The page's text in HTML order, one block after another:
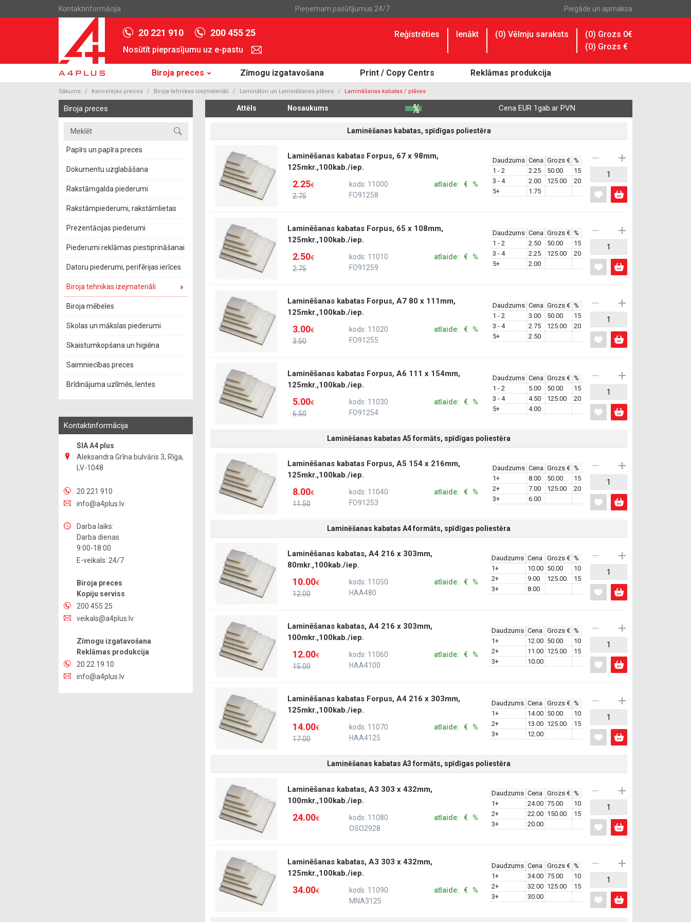
Kontaktinformācija Pieņemam pasūtījumus 24/7 Piegāde un apmaksa
20 221 910 200 455 25
Nosūtīt pieprasījumu uz e-pastu
Reģistrēties Ienākt (0) Vēlmju saraksts
(0) Grozs 0€
(0) Grozs €
Biroja preces Zīmogu izgatavošana Print / Copy Centrs Reklāmas produkcija
Sākums Kancelejas preces Biroja tehnikas izejmateriāli Laminātori un Laminēšanas plēves Laminēšanas kabatas / plēves
Biroja preces
Papīrs un papīra preces
Dokumentu uzglabāšana
Rakstāmgalda piederumi
Rakstāmpiederumi, rakstāmlietas
Prezentācijas piederumi
Piederumi reklāmas piestiprināšanai
Datoru piederumi, perifērijas ierīces
Biroja tehnikas izejmateriāli
Biroja mēbeles
Skolas un mākslas piederumi
Skaistumkopšana un higiēna
Saimniecības preces
Brīdinājuma uzlīmēs, lentes
Kontaktinformācija
SIA A4 plus
Aleksandra Grīna bulvāris 3, Rīga,
LV-1048
20 221 910
info@a4plus.lv
Darba laiks:
Darba dienas
9:00-18:00
E-veikals: 24/7
Biroja preces
Kopiju serviss
200 455 25
veikals@a4plus.lv
Zīmogu izgatavošana
Reklāmas produkcija
20 22 19 10
info@a4plus.lv
Attēls Nosaukums Cena EUR 1gab.ar PVN
Laminēšanas kabatas, spīdīgas poliestēra
Laminēšanas kabatas Forpus, 67 x 98mm,
125mkr.,100kab./iep.
2.75
2.25€
kods: 11000
FO91258
atlaide: € %
Daudzums Cena Grozs € %
1 - 2
2.25 50.00
15
3 - 4
2.00 125.00
20
5+
1.75
Laminēšanas kabatas Forpus, 65 x 108mm,
125mkr.,100kab./iep.
2.75
2.50€
kods: 11010
FO91259
atlaide: € %
Daudzums Cena Grozs € %
1 - 2
2.50 50.00
15
3 - 4
2.25 125.00
20
5+
2.00
Laminēšanas kabatas Forpus, A7 80 x 111mm,
125mkr.,100kab./iep.
3.50
3.00€
kods: 11020
FO91255
atlaide: € %
Daudzums Cena Grozs € %
1 - 2
3.00 50.00
15
3 - 4
2.75 125.00
20
5+
2.50
Laminēšanas kabatas Forpus, A6 111 x 154mm,
125mkr.,100kab./iep.
6.50
5.00€
kods: 11030
FO91254
atlaide: € %
Daudzums Cena Grozs € %
1 - 2
5.00 50.00
15
3 - 4
4.50 125.00
20
5+
4.00
Laminēšanas kabatas A5 formāts, spīdīgas poliestēra
Laminēšanas kabatas Forpus, A5 154 x 216mm,
125mkr.,100kab./iep.
11.50
8.00€
kods: 11040
FO91253
atlaide: € %
Daudzums Cena Grozs € %
1+
8.00 50.00
15
2+
7.00 125.00
20
3+
6.00
Laminēšanas kabatas A4 formāts, spīdīgas poliestēra
Laminēšanas kabatas, A4 216 x 303mm,
80mkr.,100kab./iep.
12.00
10.00€
kods: 11050
HAA480
atlaide: € %
Daudzums Cena Grozs € %
1+
10.00 50.00
10
2+
9.00 125.00
15
3+
8.00
Laminēšanas kabatas, A4 216 x 303mm,
100mkr.,100kab./iep.
15.00
12.00€
kods: 11060
HAA4100
atlaide: € %
Daudzums Cena Grozs € %
1+
12.00 50.00
10
2+
11.00 125.00
15
3+
10.00
Laminēšanas kabatas Forpus, A4 216 x 303mm,
125mkr.,100kab./iep.
17.00
14.00€
kods: 11070
HAA4125
atlaide: € %
Daudzums Cena Grozs € %
1+
14.00 50.00
10
2+
13.00 125.00
15
3+
12.00
Laminēšanas kabatas A3 formāts, spīdīgas poliestēra
Laminēšanas kabatas, A3 303 x 432mm,
100mkr.,100kab./iep.
24.00€
kods: 11080
OSO2928
atlaide: € %
Daudzums Cena Grozs € %
1+
24.00 75.00
10
2+
22.00 150.00
15
3+
20.00
Laminēšanas kabatas, A3 303 x 432mm,
125mkr.,100kab./iep.
34.00€
kods: 11090
MNA3125
atlaide: € %
Daudzums Cena Grozs € %
1+
34.00 75.00
10
2+
32.00 125.00
15
3+
30.00